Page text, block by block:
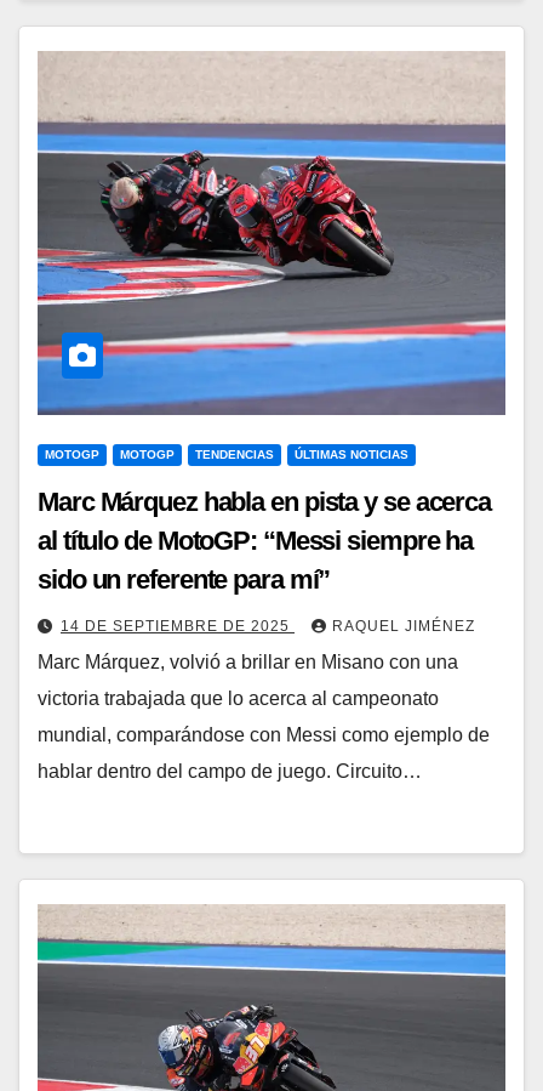
MOTOGP MOTOGP TENDENCIAS ÚLTIMAS NOTICIAS
Marc Márquez habla en pista y se acerca
al título de MotoGP: “Messi siempre ha
sido un referente para mí”
14 DE SEPTIEMBRE DE 2025 RAQUEL JIMÉNEZ
Marc Márquez, volvió a brillar en Misano con una
victoria trabajada que lo acerca al campeonato
mundial, comparándose con Messi como ejemplo de
hablar dentro del campo de juego. Circuito…